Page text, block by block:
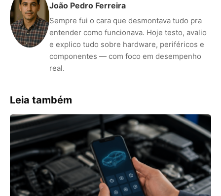
João Pedro Ferreira
Sempre fui o cara que desmontava tudo pra
entender como funcionava. Hoje testo, avalio
e explico tudo sobre hardware, periféricos e
componentes — com foco em desempenho
real.
Leia também